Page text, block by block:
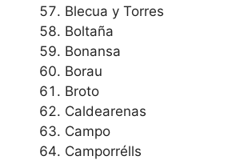
Blecua y Torres
Boltaña
Bonansa
Borau
Broto
Caldearenas
Campo
Camporrélls